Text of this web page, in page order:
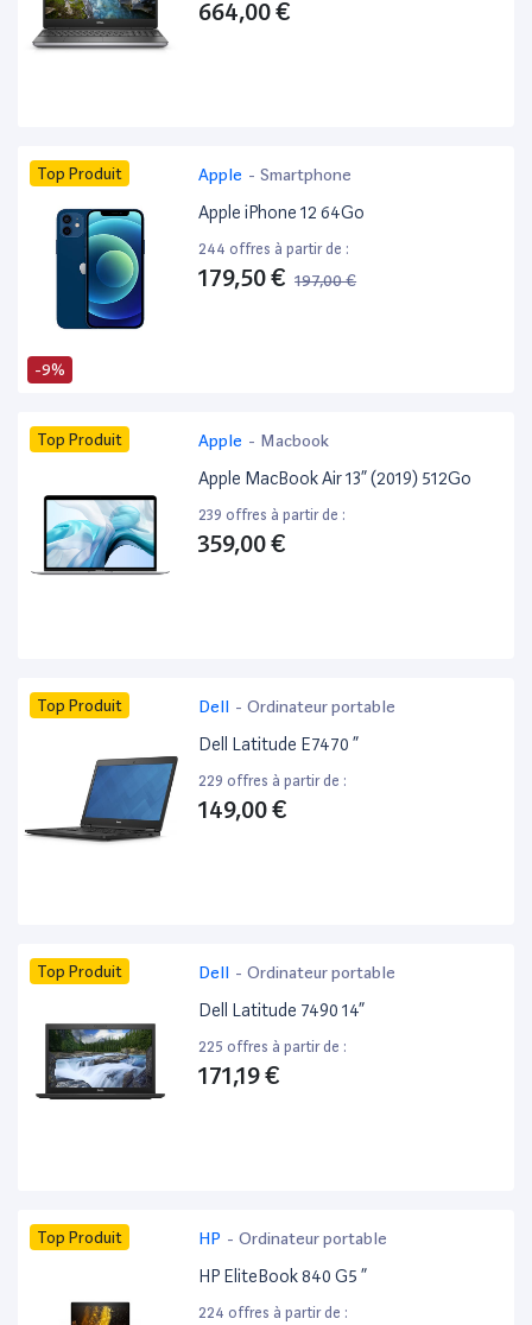
664,00 €
-9%
Top Produit Apple - Smartphone
Apple iPhone 12 64Go
244 offres à partir de :
179,50 € 197,00 €
Top Produit Apple - Macbook
Apple MacBook Air 13” (2019) 512Go
239 offres à partir de :
359,00 €
Top Produit Dell - Ordinateur portable
Dell Latitude E7470 ”
229 offres à partir de :
149,00 €
Top Produit Dell - Ordinateur portable
Dell Latitude 7490 14”
225 offres à partir de :
171,19 €
Top Produit HP - Ordinateur portable
HP EliteBook 840 G5 ”
224 offres à partir de :